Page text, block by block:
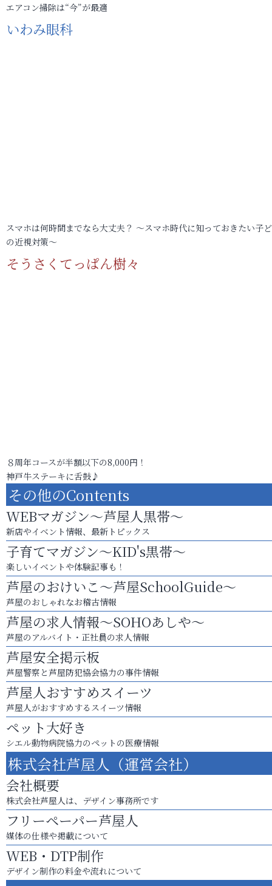
エアコン掃除は“今”が最適
いわみ眼科
スマホは何時間までなら大丈夫？ ～スマホ時代に知っておきたい子
の近視対策～
そうさくてっぱん樹々
８周年コースが半額以下の8,000円！
神戸牛ステーキに舌鼓♪
その他のContents
WEBマガジン～芦屋人黒帯～
新店やイベント情報、最新トピックス
子育てマガジン～KID's黒帯～
楽しいイベントや体験記事も！
芦屋のおけいこ～芦屋SchoolGuide～
芦屋のおしゃれなお稽古情報
芦屋の求人情報～SOHOあしや～
芦屋のアルバイト・正社員の求人情報
芦屋安全掲示板
芦屋警察と芦屋防犯協会協力の事件情報
芦屋人おすすめスイーツ
芦屋人がおすすめするスイーツ情報
ペット大好き
シエル動物病院協力のペットの医療情報
株式会社芦屋人（運営会社）
会社概要
株式会社芦屋人は、デザイン事務所です
フリーペーパー芦屋人
媒体の仕様や掲載について
WEB・DTP制作
デザイン制作の料金や流れについて